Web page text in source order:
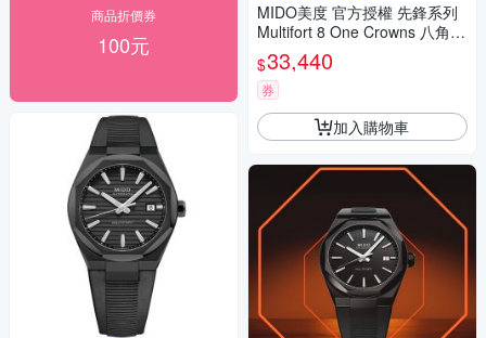
商品折價券
100元
MIDO美度 官方授權 先鋒系列
Multifort 8 One Crowns 八角錶
圈 機械腕錶 父親節 禮物 推薦
40mm/M0555073304100
$33,440
券
加入購物車